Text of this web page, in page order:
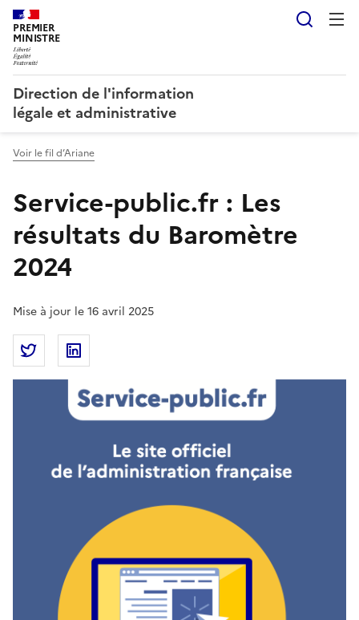
PREMIER
MINISTRE
Direction de l'information
légale et administrative
Voir le fil d’Ariane
Service-public.fr : Les
résultats du Baromètre
2024
Mise à jour le 16 avril 2025
Partager la page
Partager Service-public.fr : Les résultats du